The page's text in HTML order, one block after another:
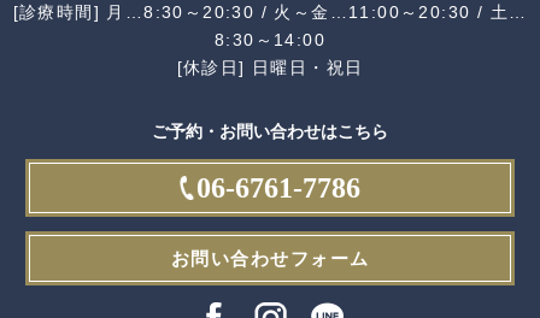
[診療時間] 月…8:30～20:30 / 火～金…11:00～20:30 / 土…
8:30～14:00
[休診日] 日曜日・祝日
ご予約・お問い合わせはこちら
06-6761-7786
お問い合わせフォーム